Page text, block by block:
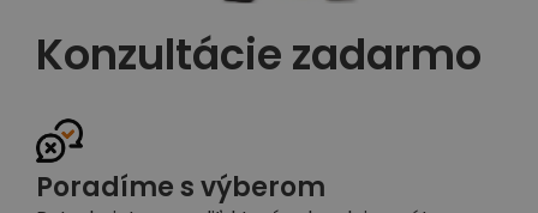
Konzultácie zadarmo
Poradíme s výberom